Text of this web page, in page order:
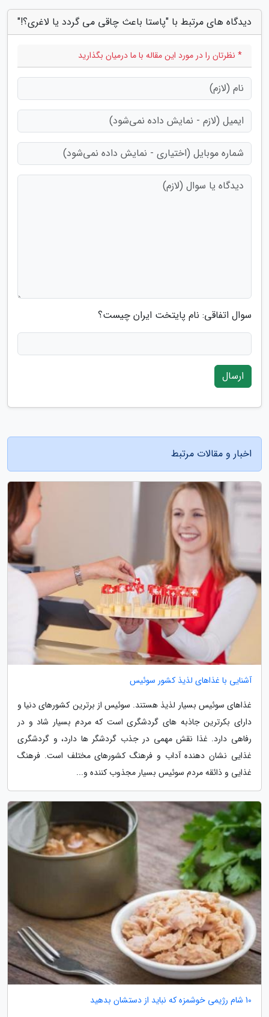
دیدگاه های مرتبط با "پاستا باعث چاقی می گردد یا لاغری؟!"
* نظرتان را در مورد این مقاله با ما درمیان بگذارید
سوال اتفاقی: نام پایتخت ایران چیست؟
ارسال
اخبار و مقالات مرتبط
آشنایی با غذاهای لذیذ کشور سوئیس
غذاهای سوئیس بسیار لذیذ هستند. سوئیس از برترین کشورهای دنیا و
دارای بکرترین جاذبه های گردشگری است که مردم بسیار شاد و در
رفاهی دارد. غذا نقش مهمی در جذب گردشگر ها دارد، و گردشگری
غذایی نشان دهنده آداب و فرهنگ کشورهای مختلف است. فرهنگ
غذایی و ذائقه مردم سوئیس بسیار مجذوب کننده و...
10 شام رژیمی خوشمزه که نباید از دستشان بدهید